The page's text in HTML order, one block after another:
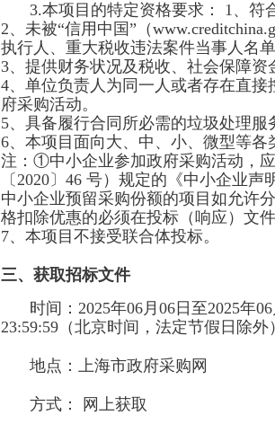
3.本项目的特定资格要求： 1、符
2、未被“信用中国”（
执行人、重大税收违法案件当事人名
3、提供财务状况及税收、社会保障资
4、单位负责人为同一人或者存在直
府采购活动。
5、具备履行合同所必需的垃圾处理服
6、本项目面向大、中、小、微型等各
注：①中小企业参加政府采购活动，
〔2020〕46 号）规定的《中小企业
中小企业预留采购份额的项目如允许
格扣除优惠的必须在投标（响应）文
7、本项目不接受联合体投标。
三、获取招标文件
时间： 2025年06月06日 至2025年
23:59:59 （北京时间，法定节假日除外）
地点： 上海市政府采购网
方式： 网上获取